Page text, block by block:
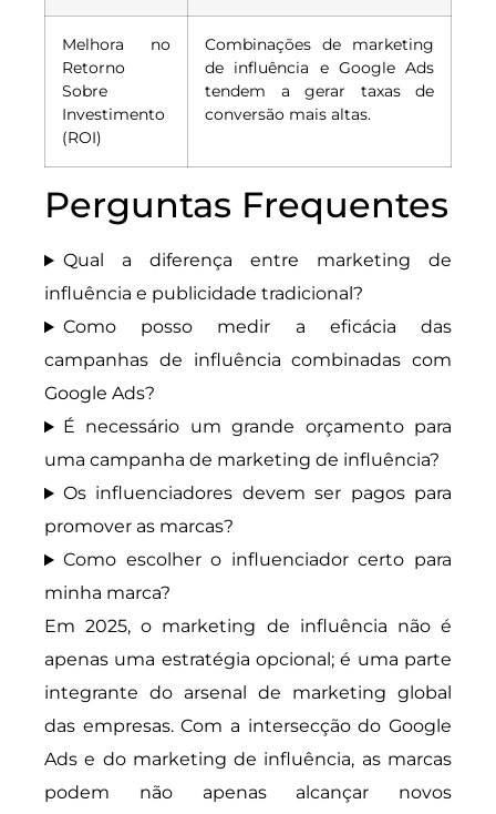
Melhora no
Retorno
Sobre
Investimento
(ROI)
Combinações de marketing
de influência e Google Ads
tendem a gerar taxas de
conversão mais altas.
Perguntas Frequentes
Qual a diferença entre marketing de
influência e publicidade tradicional?
Como posso medir a eficácia das
campanhas de influência combinadas com
Google Ads?
É necessário um grande orçamento para
uma campanha de marketing de influência?
Os influenciadores devem ser pagos para
promover as marcas?
Como escolher o influenciador certo para
minha marca?
Em 2025, o marketing de influência não é
apenas uma estratégia opcional; é uma parte
integrante do arsenal de marketing global
das empresas. Com a intersecção do Google
Ads e do marketing de influência, as marcas
podem não apenas alcançar novos